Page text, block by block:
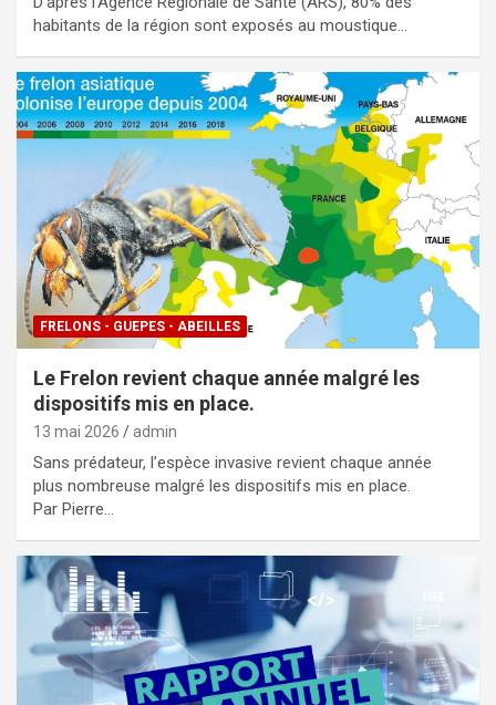
habitants de la région sont exposés au moustique…
FRELONS - GUEPES - ABEILLES
Le Frelon revient chaque année malgré les
dispositifs mis en place.
13 mai 2026 admin
Sans prédateur, l’espèce invasive revient chaque année
plus nombreuse malgré les dispositifs mis en place.
Par Pierre…